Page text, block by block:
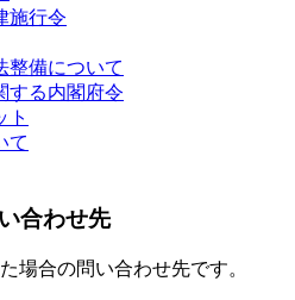
施行令
整備について
する内閣府令
ト
て
合わせ先
場合の問い合わせ先です。